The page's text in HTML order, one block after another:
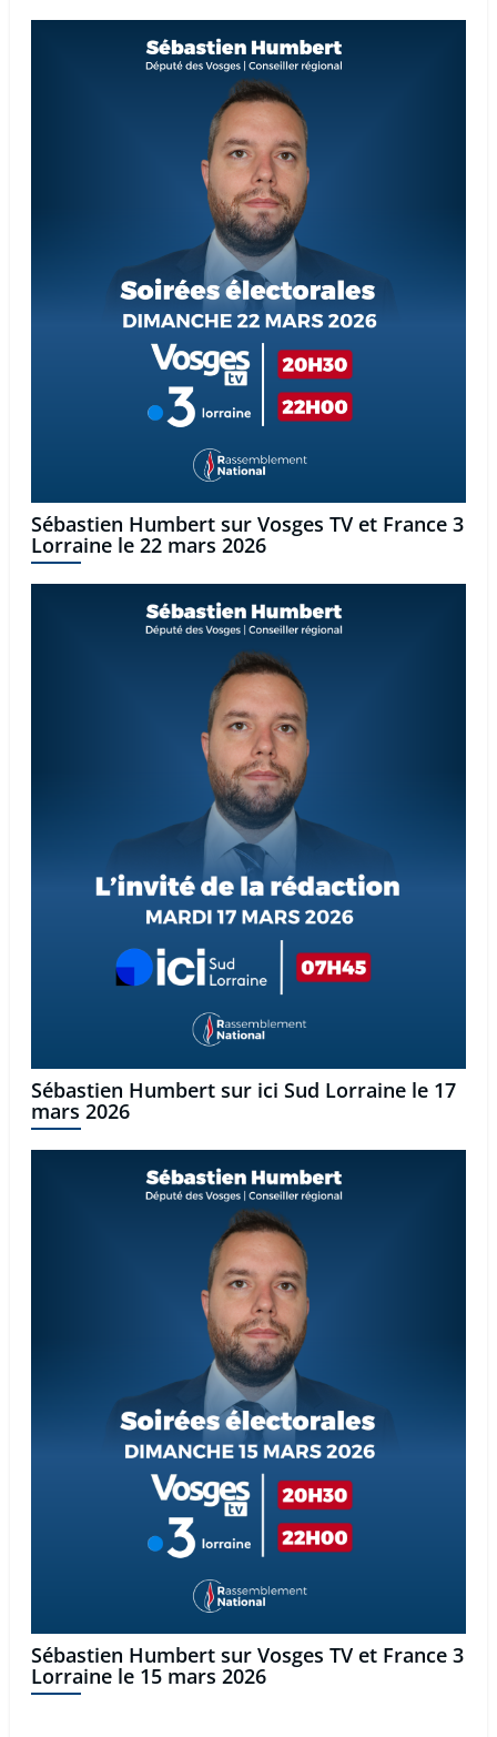
Sébastien Humbert sur Vosges TV et France 3
Lorraine le 22 mars 2026
Sébastien Humbert sur ici Sud Lorraine le 17
mars 2026
Sébastien Humbert sur Vosges TV et France 3
Lorraine le 15 mars 2026